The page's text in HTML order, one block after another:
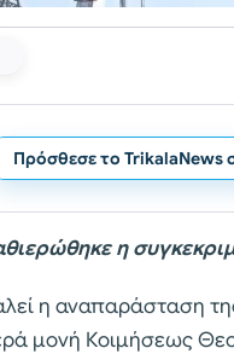
Πρόσθεσε το TrikalaNews
η
η αναπαράσταση
μονή Κοιμήσεως